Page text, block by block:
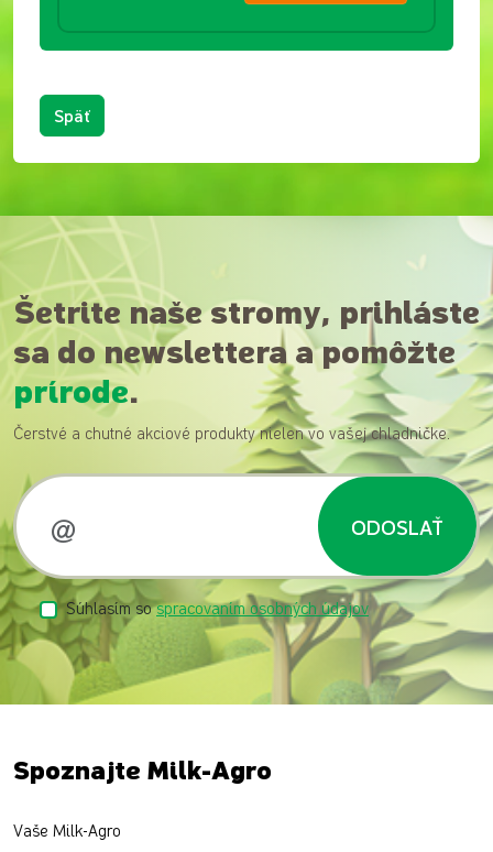
Späť
Šetrite naše stromy, prihláste
sa do newslettera a pomôžte
prírode.
Čerstvé a chutné akciové produkty nielen vo vašej chladničke.
ODOSLAŤ
Súhlasím sospracovaním osobných údajov
Spoznajte Milk-Agro
Vaše Milk-Agro